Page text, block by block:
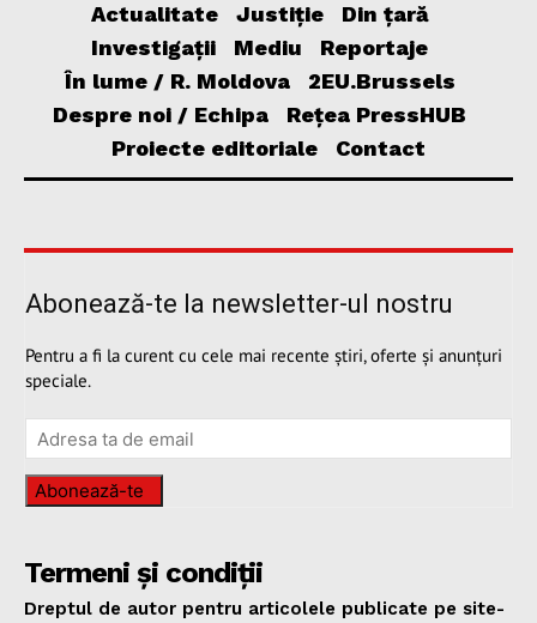
Actualitate Justiție
Din țară
Investigații
Mediu
Reportaje
În lume / R. Moldova
2EU.Brussels
Despre noi / Echipa
Rețea PressHUB
Proiecte editoriale
Contact
Abonează-te la newsletter-ul nostru
Pentru a fi la curent cu cele mai recente știri, oferte și anunțuri
speciale.
Abonează-te
Termeni și condiții
Dreptul de autor pentru articolele publicate pe site-